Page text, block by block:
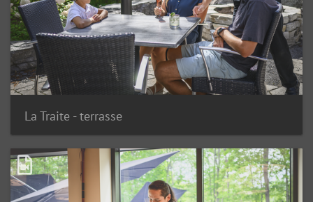
La Traite - terrasse